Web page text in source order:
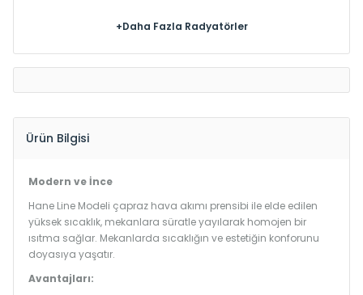
+Daha Fazla Radyatörler
Ürün Bilgisi
Modern ve İnce
Hane Line Modeli çapraz hava akımı prensibi ile elde edilen
yüksek sıcaklık, mekanlara süratle yayılarak homojen bir
ısıtma sağlar. Mekanlarda sıcaklığın ve estetiğin konforunu
doyasıya yaşatır.
Avantajları: